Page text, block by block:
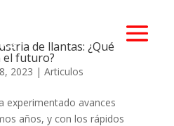
de llantas: ¿Qué
el futuro?
2023 | Articulos
experimentado avances
años, y con los rápidos